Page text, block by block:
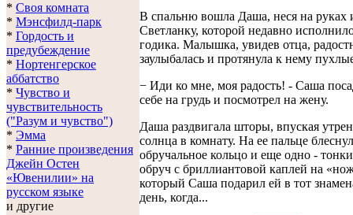
* Своя комната
* Мэнсфилд-парк
* Гордость и
предубеждение
* Нортенгерское
аббатство
* Чувство и
чувствительность
("Разум и чувство")
* Эмма
* Ранние произведения
Джейн Остен
«Ювенилии» на
русском языке
и другие
В спальню вошла Даша, неся на руках
Светланку, которой недавно
годика. Малышка, увидев отца,
заулыбалась и протянула к нему
− Иди ко мне, моя радость! - Саша
себе на грудь и посмотрел на жену.
Даша раздвигала шторы, впуская
солнца в комнату. На ее пальце
обручальное кольцо и еще одно -
обруч с бриллиантовой каплей на
который Саша подарил ей в тот
день, когда...